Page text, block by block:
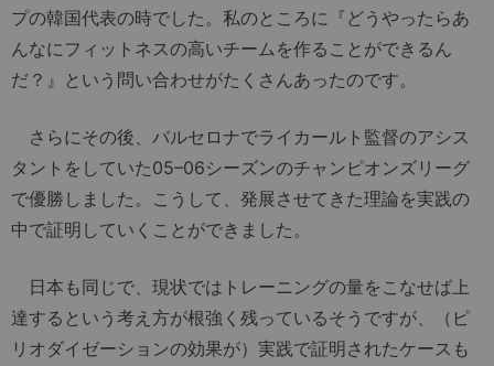
プの韓国代表の時でした。私のところに『どうやったらあ
んなにフィットネスの高いチームを作ることができるん
だ？』という問い合わせがたくさんあったのです。
さらにその後、バルセロナでライカールト監督のアシス
タントをしていた05–06シーズンのチャンピオンズリーグ
で優勝しました。こうして、発展させてきた理論を実践の
中で証明していくことができました。
日本も同じで、現状ではトレーニングの量をこなせば上
達するという考え方が根強く残っているそうですが、（ピ
リオダイゼーションの効果が）実践で証明されたケースも